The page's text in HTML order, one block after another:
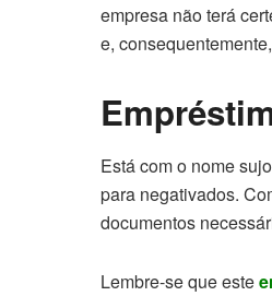
empresa não terá
e,
Está com o nome
para negativados.
documentos
Lembre-se que este